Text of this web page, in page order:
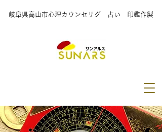
岐阜県高山市心理カウンセリグ 占い 印鑑作製